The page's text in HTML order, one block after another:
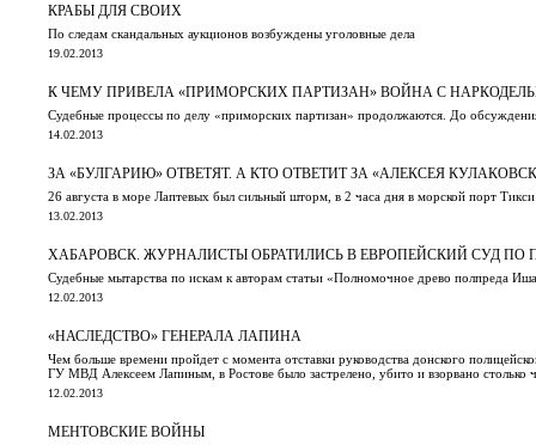
КРАБЫ ДЛЯ СВОИХ
По следам скандальных аукционов возбуждены уголовные дела
19.02.2013
К ЧЕМУ ПРИВЕЛА «ПРИМОРСКИХ ПАРТИЗАН» ВОЙНА С
Судебные процессы по делу «приморских партизан» продолжаются. До
14.02.2013
ЗА «БУЛГАРИЮ» ОТВЕТЯТ. А КТО ОТВЕТИТ ЗА «АЛЕКСЕЯ
26 августа в море Лаптевых был сильный шторм, в 2 часа дня в морской порт
13.02.2013
ХАБАРОВСК. ЖУРНАЛИСТЫ ОБРАТИЛИСЬ В ЕВРОПЕЙСКИЙ СУД ПО
Судебные мытарства по искам к авторам статьи «Полномочное древо полпреда
12.02.2013
«НАСЛЕДСТВО» ГЕНЕРАЛА ЛАПИНА
Чем больше времени пройдет с момента отставки руководства донского
ГУ МВД Алексеем Лапиным, в Ростове было застрелено, убито и взорвано столько
12.02.2013
МЕНТОВСКИЕ ВОЙНЫ